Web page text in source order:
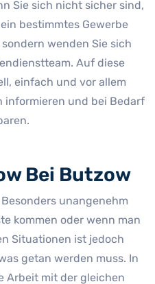
Sie sich nicht sicher sind,
bestimmtes Gewerbe
wenden Sie sich
Auf diese
einfach und vor allem
informieren und bei Bedarf
Bei Butzow
unangenehm
kommen oder wenn man
Situationen ist jedoch
getan werden muss. In
Arbeit mit der gleichen